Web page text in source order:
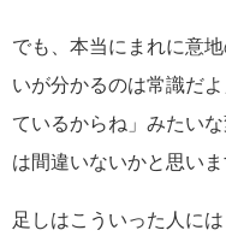
でも、本当にまれに意
いが分かるのは常識だ
ているからね」みたい
は間違いないかと思いま
足しはこういった人には